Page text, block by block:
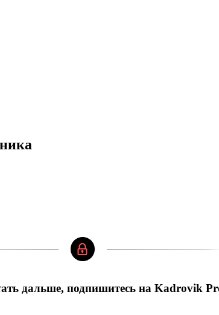
дальше, подпишитесь на Kadrovik